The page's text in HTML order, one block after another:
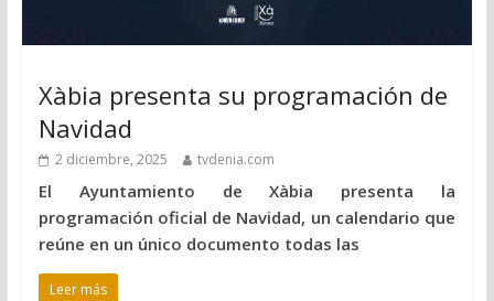
Xàbia presenta su programación de
Navidad
2 diciembre, 2025 tvdenia.com
El Ayuntamiento de Xàbia presenta la
programación oficial de Navidad, un calendario que
reúne en un único documento todas las
Leer más